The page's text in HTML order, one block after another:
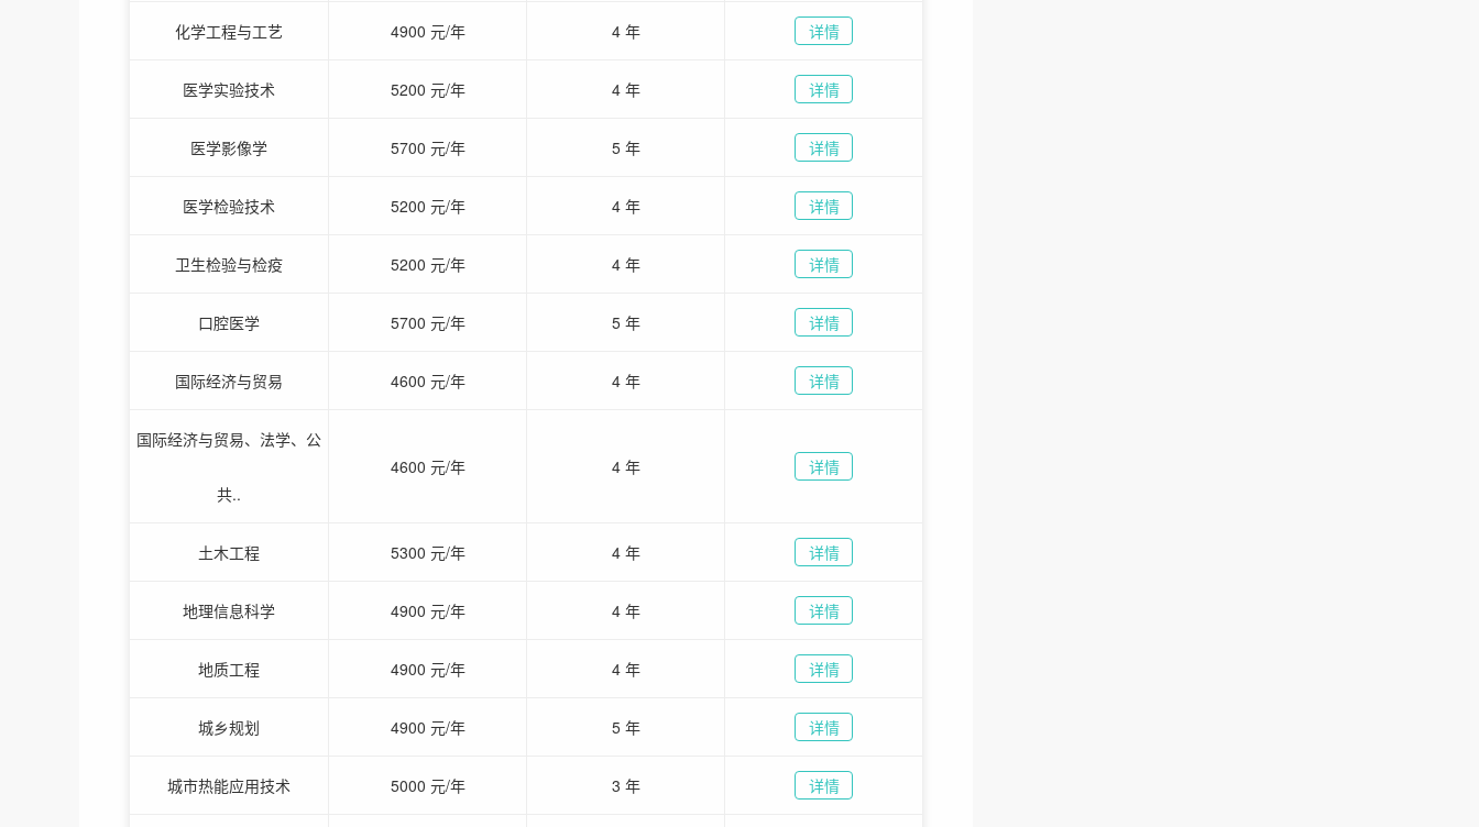
化学工程与工艺 4900 元/年 4 年 详情
医学实验技术 5200 元/年 4 年 详情
医学影像学 5700 元/年 5 年 详情
医学检验技术 5200 元/年 4 年 详情
卫生检验与检疫 5200 元/年 4 年 详情
口腔医学 5700 元/年 5 年 详情
国际经济与贸易 4600 元/年 4 年 详情
国际经济与贸易、法学、公
共..
4600 元/年 4 年 详情
土木工程 5300 元/年 4 年 详情
地理信息科学 4900 元/年 4 年 详情
地质工程 4900 元/年 4 年 详情
城乡规划 4900 元/年 5 年 详情
城市热能应用技术 5000 元/年 3 年 详情